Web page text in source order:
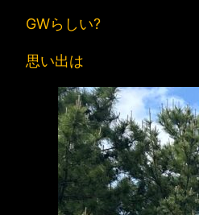
GWらしい?
思い出は